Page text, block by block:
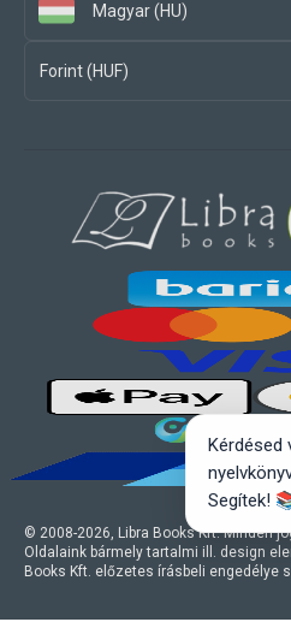
Magyar (HU)
Forint (HUF)
© 2008-2026, Libra Books Kft. Minden
Oldalaink bármely tartalmi ill. design
Books Kft. előzetes írásbeli engedélye
Kérdésed
Segítek!